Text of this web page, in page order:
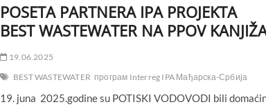
POSETA PARTNERA IPA PROJEKTA
BEST WASTEWATER NA PPOV
19.06.2025
BEST WASTEWATER програм Interreg IPA Мађарска-Србија
19. juna 2025.godine su POTISKI VODOVODI bili